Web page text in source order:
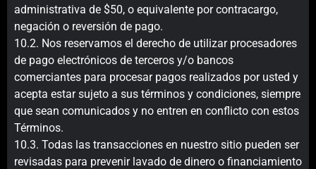
administrativa de $50, o equivalente por contracargo,
negación o reversión de pago.
10.2. Nos reservamos el derecho de utilizar procesadores
de pago electrónicos de terceros y/o bancos
comerciantes para procesar pagos realizados por usted y
acepta estar sujeto a sus términos y condiciones, siempre
que sean comunicados y no entren en conflicto con estos
Términos.
10.3. Todas las transacciones en nuestro sitio pueden ser
revisadas para prevenir lavado de dinero o financiamiento